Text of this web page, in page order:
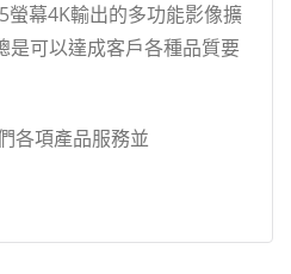
螢幕4K輸出的多功能影像擴
是可以達成客戶各種品質要
各項產品服務並